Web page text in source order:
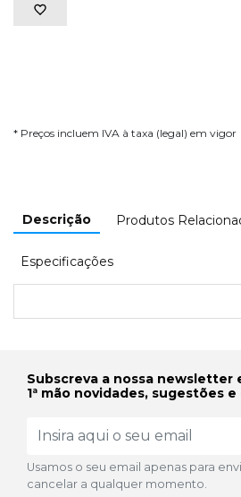
* Preços incluem IVA à taxa (legal) em vigor
Descrição Produtos
Especificações
Subscreva a nossa newsletter
1ª mão novidades, sugestões
Usamos o seu email apenas para
cancelar a qualquer momento.